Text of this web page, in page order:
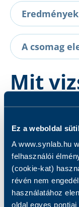
Ez a weboldal
A www.synlab.hu
felhasználói
(cookie-kat)
révén nem
használatához
oldal egyes
Eredmények
A csomag
Mit
géppel történő
képet kapunk a
ellenőrizhetjük
mennyiségét,
zsír
Az izomzat,